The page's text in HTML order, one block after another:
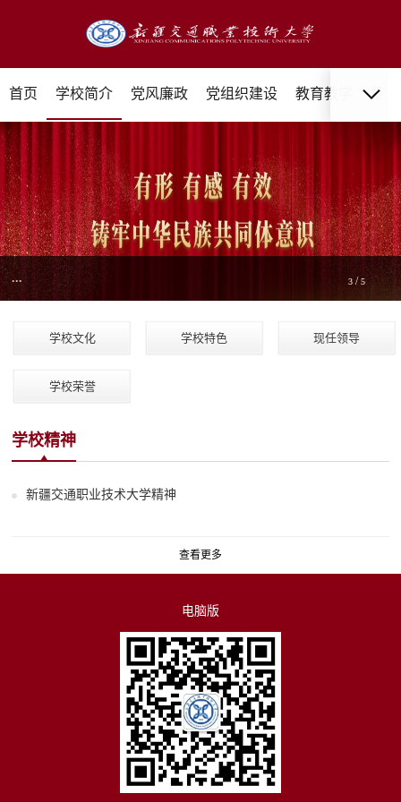
首页 学校简介 党风廉政 党组织建设 教育教学 招
... 3 /5
学校文化 学校特色 现任领导
学校荣誉
学校精神
新疆交通职业技术大学精神
查看更多
电脑版